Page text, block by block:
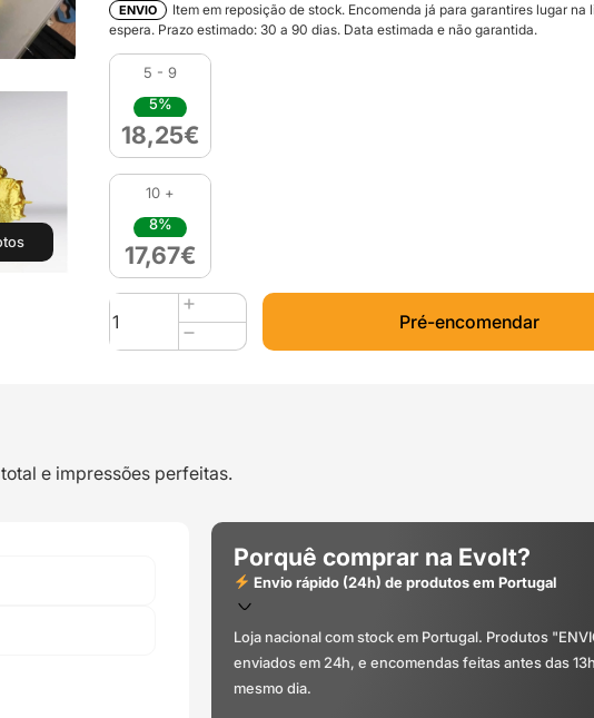
ENVIO
Item em reposição de stock. Encomenda já para garantires lugar na
espera. Prazo estimado: 30 a 90 dias. Data estimada e não garantida.
5 - 9
5%
18,25€
10 +
8%
17,67€
Quantidade
de
PLA
18k
Pré-encomendar
e impressões perfeitas.
Porquê comprar na Evolt?
Envio rápido (24h) de produtos em Portugal
Loja nacional com stock em Portugal. Produtos
enviados em 24h, e encomendas feitas antes das
mesmo dia.